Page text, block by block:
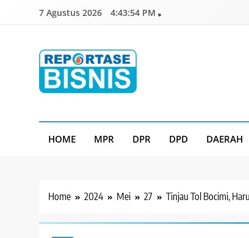
7 Agustus 2026 4:43:56 PM
HOME MPR DPR DPD DAERAH
Home 2024 Mei 27 Tinjau Tol Bocimi,